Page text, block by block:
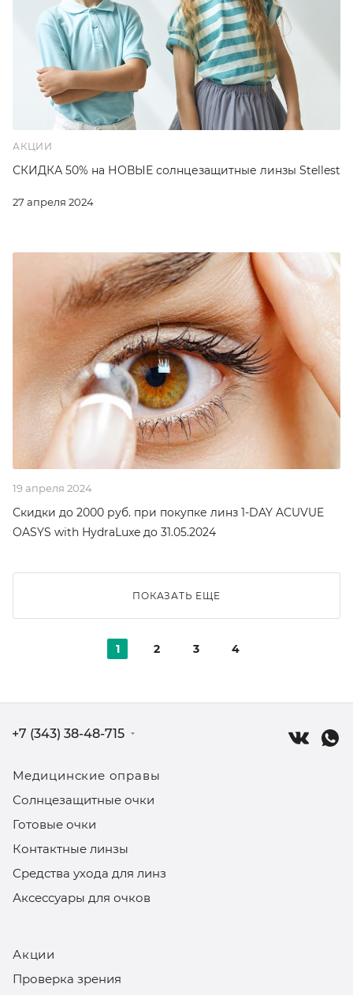
АКЦИИ
27 апреля 2024
СКИДКА 50% на НОВЫЕ солнцезащитные линзы Stellest
19 апреля 2024
Скидки до 2000 руб. при покупке линз 1-DAY ACUVUE
OASYS with HydraLuxe до 31.05.2024
ПОКАЗАТЬ ЕЩЕ
1 2 3 4
Медицинские оправы
Солнцезащитные очки
Готовые очки
Контактные линзы
Средства ухода для линз
Аксессуары для очков
Акции
Проверка зрения
+7 (343) 38-48-715